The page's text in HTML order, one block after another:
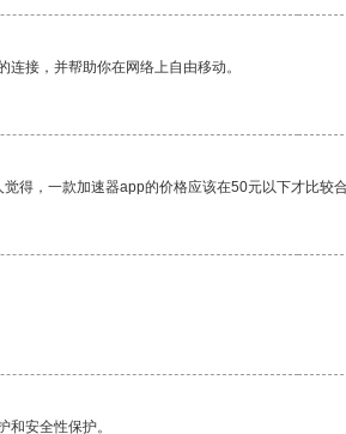
接，并帮助你在网络上自由移动。
得，一款加速器app的价格应该在50元以下才比较合
安全性保护。